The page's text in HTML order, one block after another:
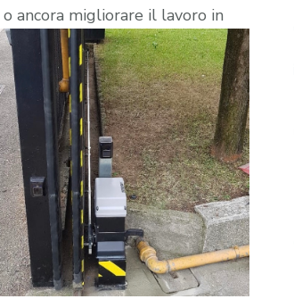
o ancora migliorare il lavoro in